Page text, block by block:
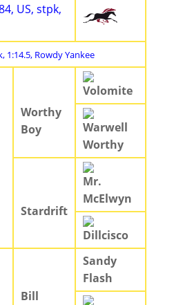
US, stpk,
1:14.5, Rowdy Yankee
Worthy
Boy
Volomite
Warwell
Worthy
Stardrift
Mr.
McElwyn
Dillcisco
Bill
Sandy
Flash